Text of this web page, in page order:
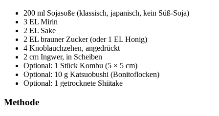
200 ml Sojasoße (klassisch, japanisch, kein Süß-Soja)
3 EL Mirin
2 EL Sake
2 EL brauner Zucker (oder 1 EL Honig)
4 Knoblauchzehen, angedrückt
2 cm Ingwer, in Scheiben
Optional: 1 Stück Kombu (5 × 5 cm)
Optional: 10 g Katsuobushi (Bonitoflocken)
Optional: 1 getrocknete Shiitake
Methode